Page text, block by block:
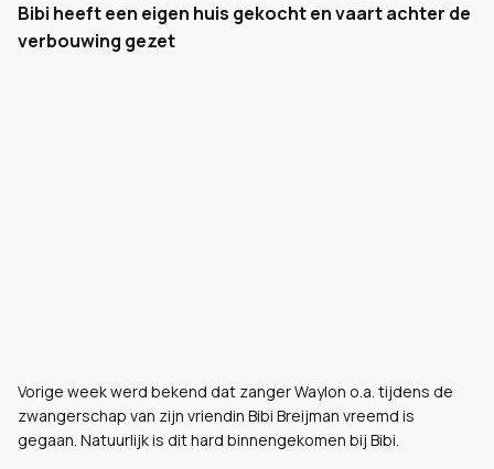
Bibi heeft een eigen huis gekocht en vaart achter de
verbouwing gezet
Vorige week werd bekend dat zanger Waylon o.a. tijdens de
zwangerschap van zijn vriendin Bibi Breijman vreemd is
gegaan. Natuurlijk is dit hard binnengekomen bij Bibi.